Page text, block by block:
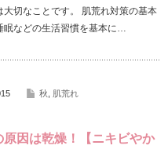
大切なことです。 肌荒れ対策の基本
眠などの生活習慣を基本に…
秋 肌荒れ
原因は乾燥！【ニキビやか